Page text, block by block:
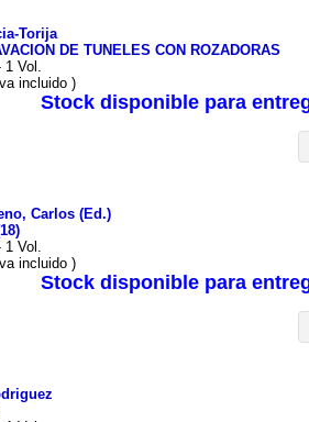
Torija
DE TUNELES CON ROZADORAS
1 Vol.
incluido )
Stock disponible para
Carlos (Ed.)
1 Vol.
incluido )
Stock disponible para